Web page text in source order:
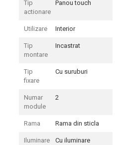
Tip
actionare
Panou touch
Utilizare Interior
Tip
montare
Incastrat
Tip
fixare
Cu suruburi
Numar
module
2
Rama Rama din sticla
Iluminare
Cu iluminare